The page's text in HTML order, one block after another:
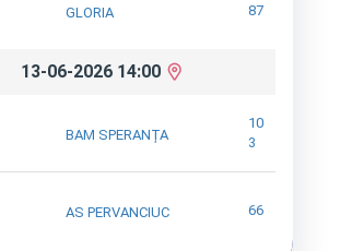
GLORIA 87
13-06-2026 14:00
BAM SPERANȚA
10
3
AS PERVANCIUC 66